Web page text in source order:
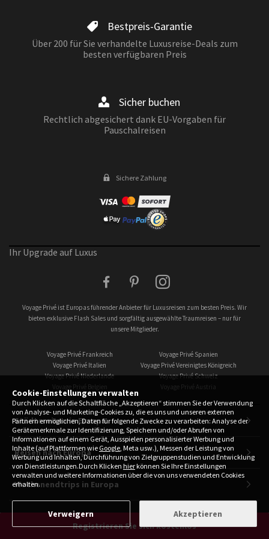
Cookie-Einstellungen verwalten
Durch Klicken auf die Schaltfläche „Akzeptieren“ stimmen Sie der Verwendung
von Analyse- und Marketing-Cookies zu, die es uns und unseren externen
Partnern ermöglichen, Daten für folgende Zwecke zu verarbeiten: Analyse der
Gerätemerkmale zur Identifizierung, Speichern und/oder Abrufen von
Informationen auf einem Gerät, Ausspielen personalisierter Werbung und
Inhalte (auf Plattformen wie Google, Meta usw.), Messen der Leistung von
Werbung und Inhalten, Durchführung von Zielgruppenstudien und Entwicklung
von Dienstleistungen.Durch Klicken hierkönnen Sie Ihre Einstellungen
verwalten und weitere Informationen über die von uns verwendeten Cookies
erhalten.
Akzeptieren
Verweigern
Registrieren Sie sich kostenlos
Bestpreis-Garantie
Über 200 für Sie verhandelte Luxusreise-Deals zum
besten verfügbaren Preis
Sicher buchen
Rechtlich abgesichert dank EU-Vorgaben für
Pauschalreisen
Sichere Zahlung
Ihr Upgrade auf Luxus
Voyage Privé ist Europas führender Anbieter für Luxusreisen zum besten Preis. Wir
bieten exklusive Flash Sales und sorgfältig ausgewählte Traumreisen – nur für
unsere Mitglieder.
Voyage Privé Frankreich
Voyage Privé Spanien
Voyage Privé Italien
Voyage Privé Vereinigtes Königreich
Voyage Privé Niederlande
Voyage Privé Schweiz
Voyage Privé Belgien
Voyage Privé Austria
Städtereisen in Europa
Reisen nach Europa
Wochenendtrips in Europa
Wo soll es hingehen?